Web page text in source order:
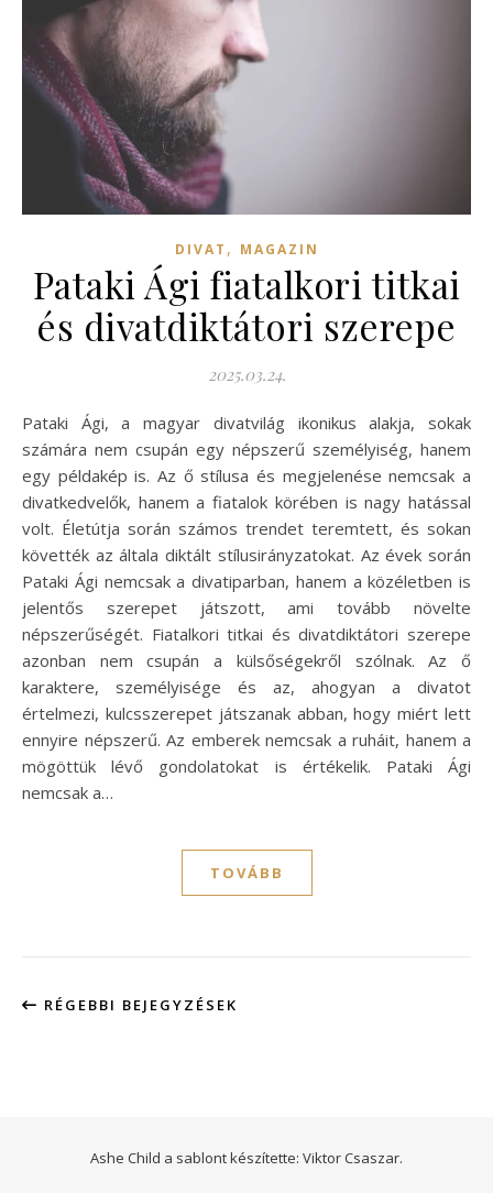
DIVAT , MAGAZIN
Pataki Ági fiatalkori titkai
és divatdiktátori szerepe
2025.03.24.
Pataki Ági, a magyar divatvilág ikonikus alakja, sokak
számára nem csupán egy népszerű személyiség, hanem
egy példakép is. Az ő stílusa és megjelenése nemcsak a
divatkedvelők, hanem a fiatalok körében is nagy hatással
volt. Életútja során számos trendet teremtett, és sokan
követték az általa diktált stílusirányzatokat. Az évek során
Pataki Ági nemcsak a divatiparban, hanem a közéletben is
jelentős szerepet játszott, ami tovább növelte
népszerűségét. Fiatalkori titkai és divatdiktátori szerepe
azonban nem csupán a külsőségekről szólnak. Az ő
karaktere, személyisége és az, ahogyan a divatot
értelmezi, kulcsszerepet játszanak abban, hogy miért lett
ennyire népszerű. Az emberek nemcsak a ruháit, hanem a
mögöttük lévő gondolatokat is értékelik. Pataki Ági
nemcsak a…
TOVÁBB
RÉGEBBI BEJEGYZÉSEK
Ashe Child a sablont készítette: Viktor Csaszar.